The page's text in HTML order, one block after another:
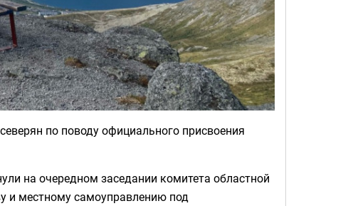
по поводу официального присвоения
на очередном заседании комитета областной
и местному самоуправлению под